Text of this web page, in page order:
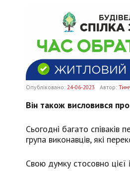
Опубліковано: 24-06-2023 Автор:
Він також висловився
Сьогодні багато співаків
група виконавців, які
Свою думку стосовно цієї